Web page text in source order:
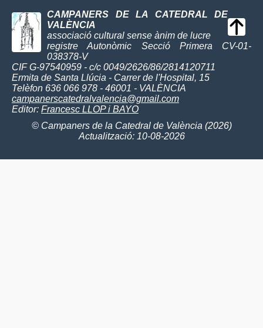
CAMPANERS DE LA CATEDRAL DE
VALÈNCIA
associació cultural sense ànim de lucre
registre Autonòmic Secció Primera CV-01-
038378-V
CIF G-97540959 - c/c 0049/2626/86/2814120711
Ermita de Santa Llúcia - Carrer de l'Hospital, 15
Telèfon 636 066 978 - 46001 - VALÈNCIA
campanerscatedralvalencia@gmail.com
Editor: Francesc LLOP i BAYO
© Campaners de la Catedral de València (2026)
Actualització: 10-08-2026